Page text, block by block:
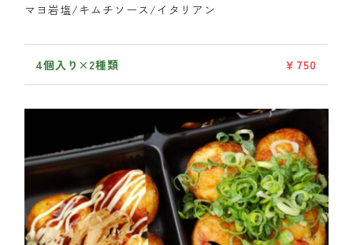
マヨ岩塩/キムチソース/イタリアン
4個入り×2種類 ￥750